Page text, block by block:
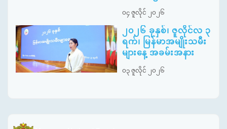
၀၄ ဇူလိုင် ၂၀၂၆
၂၀၂၆ ခုနှစ်၊ ဇူလိုင်လ ၃
ရက်၊ မြန်မာအမျိုးသမီး
များနေ့ အခမ်းအနား
၀၃ ဇူလိုင် ၂၀၂၆